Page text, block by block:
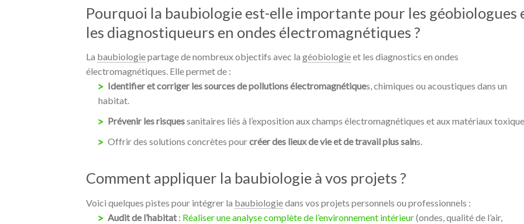
Pourquoi la baubiologie est-elle importante pour les géobiologues
les diagnostiqueurs en ondes électromagnétiques ?
La baubiologiepartage de nombreux objectifs avec la géobiologieet les diagnostics en ondes
électromagnétiques. Elle permet de :
Identifier et corriger les sources de pollutions électromagnétiques, chimiques ou acoustiques dans un
habitat.
Prévenir les risquessanitaires liés à l’exposition aux champs électromagnétiques et aux matériaux
Offrir des solutions concrètes pourcréer des lieux de vie et de travail plus sains.
Comment appliquer la baubiologie à vos projets ?
Voici quelques pistes pour intégrer la baubiologiedans vos projets personnels ou professionnels :
Audit de l’habitat: Réaliser une analyse complète de l’environnement intérieur(ondes, qualité de l’air,